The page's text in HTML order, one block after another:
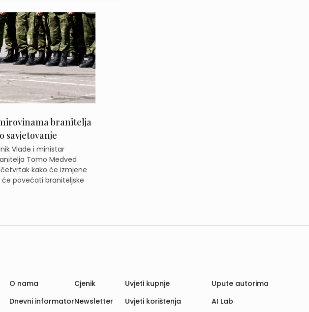
branitelja
savjetovanje
Vlade i ministar
Tomo Medved
kako će izmjene
će povećati braniteljske
O nama
Dnevni informator
Cjenik
Newsletter
Uvjeti kupnje
Uvjeti korištenja
Upute autorima
AI Lab